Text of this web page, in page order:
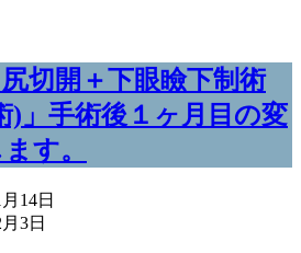
切開＋下眼瞼下制術
)」手術後１ヶ月目の変
す。
14日
3日